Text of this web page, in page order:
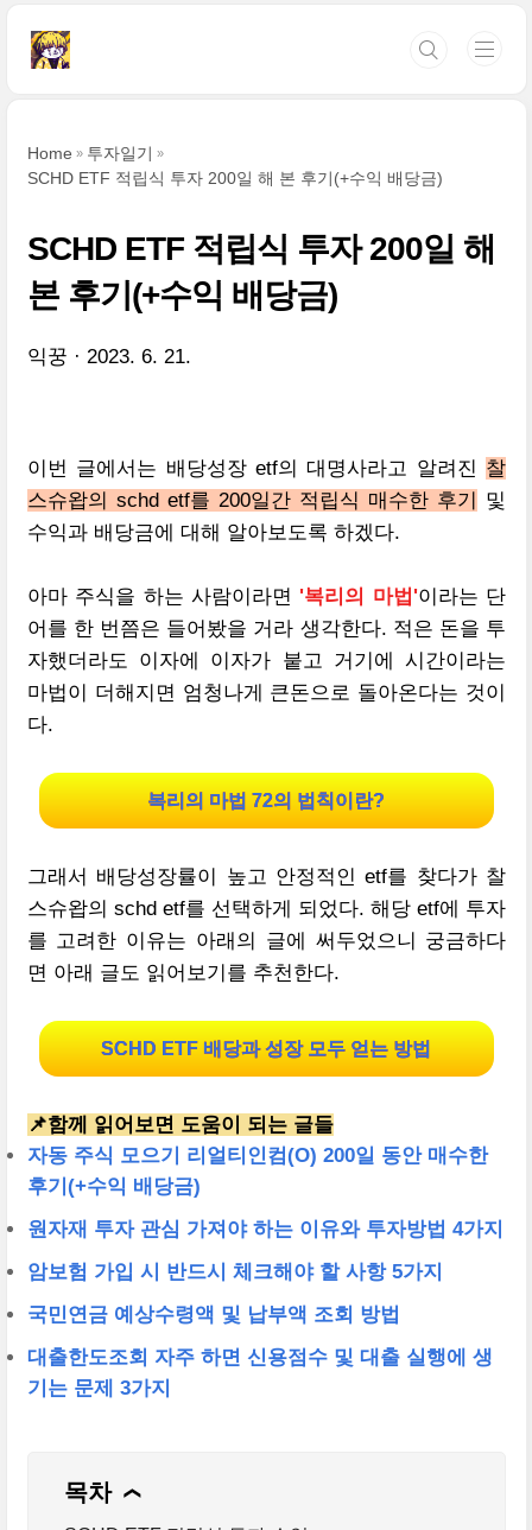
Home
투자일기
SCHD ETF 적립식 투자 200일 해 본 후기(+수익 배당금)
SCHD ETF 적립식 투자 200일 해
본 후기(+수익 배당금)
익꿍 2023. 6. 21.
이번 글에서는 배당성장 etf의 대명사라고 알려진 찰
스슈왑의 schd etf를 200일간 적립식 매수한 후기
및
수익과 배당금에 대해 알아보도록 하겠다.
아마 주식을 하는 사람이라면 '복리의 마법'이라는 단
어를 한 번쯤은 들어봤을 거라 생각한다. 적은 돈을 투
자했더라도 이자에 이자가 붙고 거기에 시간이라는
마법이 더해지면 엄청나게 큰돈으로 돌아온다는 것이
다.
복리의 마법 72의 법칙이란?
그래서 배당성장률이 높고 안정적인 etf를 찾다가 찰
스슈왑의 schd etf를 선택하게 되었다. 해당 etf에 투자
를 고려한 이유는 아래의 글에 써두었으니 궁금하다
면 아래 글도 읽어보기를 추천한다.
SCHD ETF 배당과 성장 모두 얻는 방법
📌함께 읽어보면 도움이 되는 글들
자동 주식 모으기 리얼티인컴(O) 200일 동안 매수한
후기(+수익 배당금)
원자재 투자 관심 가져야 하는 이유와 투자방법 4가지
암보험 가입 시 반드시 체크해야 할 사항 5가지
국민연금 예상수령액 및 납부액 조회 방법
대출한도조회 자주 하면 신용점수 및 대출 실행에 생
기는 문제 3가지
목차 ❯